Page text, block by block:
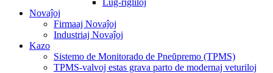
Lug-rigliloj
Novaĵoj
Firmaaj Novaĵoj
Industriaj Novaĵoj
Kazo
Sistemo de Monitorado de Pneŭpremo (TPMS)
TPMS-valvoj estas grava parto de modernaj veturiloj